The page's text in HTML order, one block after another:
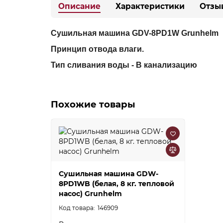
Описание Характеристики
Сушильная машина GDV-8PD1W Grunhelm
Принцип отвода влаги.
Тип сливания воды - В канализацию
Похожие товары
Сушильная машина GDW-
8PD1WB (белая, 8 кг. тепловой
насос) Grunhelm
146909